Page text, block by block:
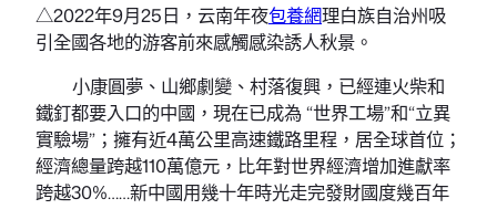
△2022年9月25日，云南年夜包養網理白族自治州吸
引全國各地的游客前來感觸感染誘人秋景。
小康圓夢、山鄉劇變、村落復興，已經連火柴和
鐵釘都要入口的中國，現在已成為 “世界工場”和“立異
實驗場”；擁有近4萬公里高速鐵路里程，居全球首位；
經濟總量跨越110萬億元，比年對世界經濟增加進獻率
跨越30%……新中國用幾十年時光走完發財國度幾百年